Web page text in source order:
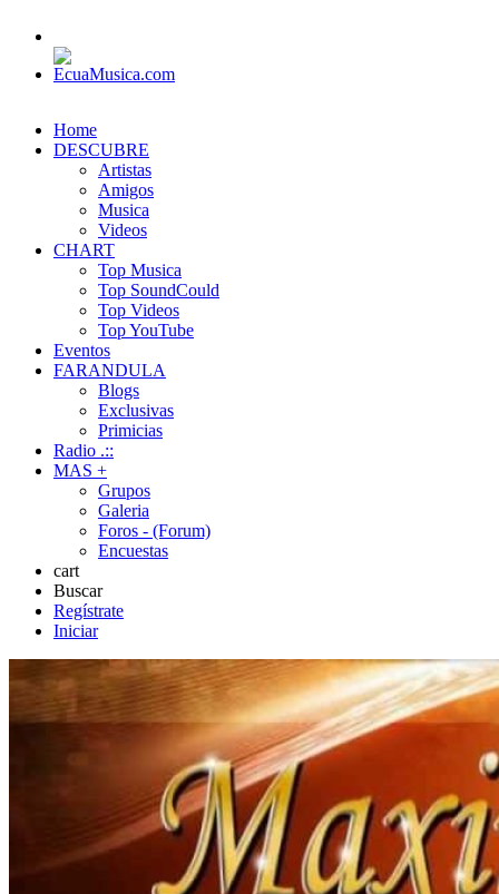
Home
DESCUBRE
Artistas
Amigos
Musica
Videos
CHART
Top Musica
Top SoundCould
Top Videos
Top YouTube
Eventos
FARANDULA
Blogs
Exclusivas
Primicias
Radio .::
MAS +
Grupos
Galeria
Foros - (Forum)
Encuestas
cart
Buscar
Regístrate
Iniciar